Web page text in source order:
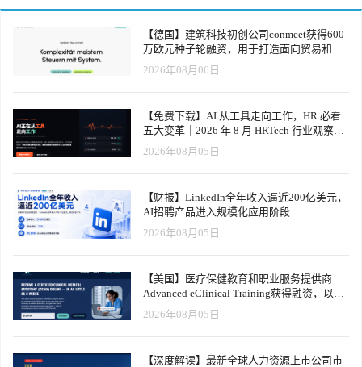
【德国】建筑科技初创公司conmeet获得600
万欧元种子轮融资，用于打造面向贸易和建
筑行业的AI操作系统
2026年08月06日
【免费下载】AI 从工具走向工作，HR 必看
五大变革｜2026 年 8 月 HRTech 行业观察报
2026年08月05日
【财报】LinkedIn全年收入逼近200亿美元，
AI招聘产品进入规模化应用阶段
2026年08月05日
【美国】医疗保健教育和职业服务提供商
Advanced eClinical Training获得融资，以加
速医疗卫生人才队伍建设
2026年08月05日
【深度解读】最新全球人力资源上市公司市